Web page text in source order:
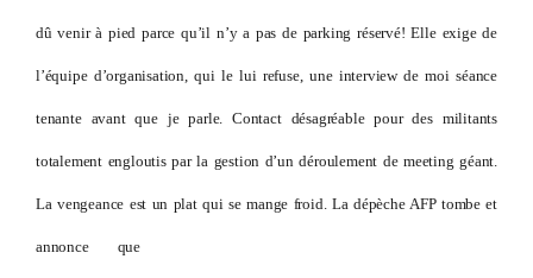
dû venir à pied parce qu’il n’y a pas de parking réservé! Elle exige de
l’équipe d’organisation, qui le lui refuse, une interview de moi séance
tenante avant que je parle. Contact désagréable pour des militants
totalement engloutis par la gestion d’un déroulement de meeting géant.
La vengeance est un plat qui se mange froid. La dépèche AFP tombe et
annonce que